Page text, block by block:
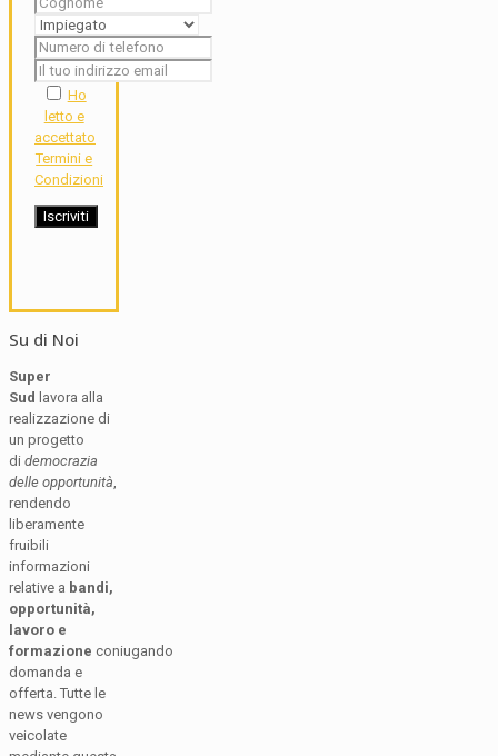
Ho
letto e
accettato
Termini e
Condizioni
Su di Noi
Super
Sud lavora alla
realizzazione di
un progetto
di democrazia
delle opportunità
rendendo
liberamente
fruibili
informazioni
relative a bandi,
opportunità,
lavoro e
formazione coniugando
domanda e
offerta. Tutte le
news vengono
veicolate